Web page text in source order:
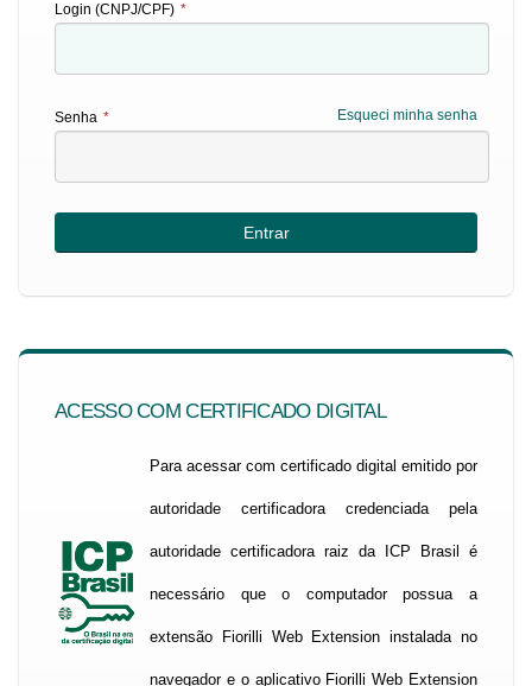
Login (CNPJ/CPF) *
Esqueci minha senha
Senha *
ACESSO COM CERTIFICADO DIGITAL
Para acessar com certificado digital emitido por
autoridade certificadora credenciada pela
autoridade certificadora raiz da ICP Brasil é
necessário que o computador possua a
extensão Fiorilli Web Extension instalada no
navegador e o aplicativo Fiorilli Web Extension